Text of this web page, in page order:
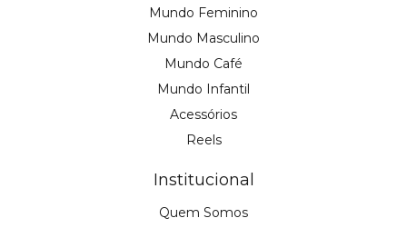
Mundo Feminino
Mundo Masculino
Mundo Café
Mundo Infantil
Acessórios
Reels
Institucional
Quem Somos